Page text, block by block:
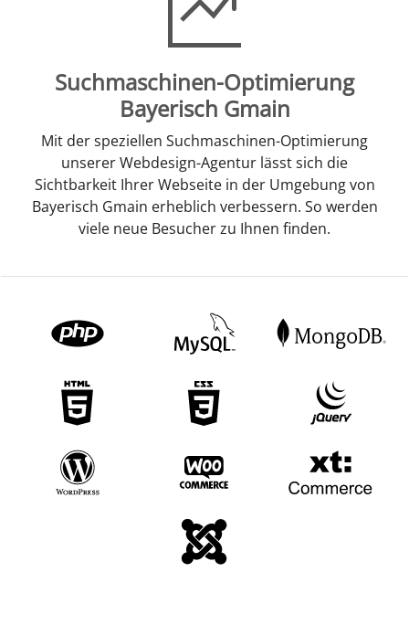
Suchmaschinen-Optimierung
Bayerisch Gmain
Mit der speziellen Suchmaschinen-Optimierung
unserer Webdesign-Agentur lässt sich die
Sichtbarkeit Ihrer Webseite in der Umgebung von
Bayerisch Gmain erheblich verbessern. So werden
viele neue Besucher zu Ihnen finden.